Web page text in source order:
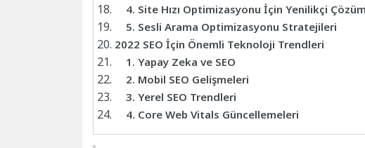
4. Site Hızı Optimizasyonu İçin Yenilikçi
5. Sesli Arama Optimizasyonu Stratejileri
2022 SEO İçin Önemli Teknoloji Trendleri
1. Yapay Zeka ve SEO
2. Mobil SEO Gelişmeleri
3. Yerel SEO Trendleri
4. Core Web Vitals Güncellemeleri